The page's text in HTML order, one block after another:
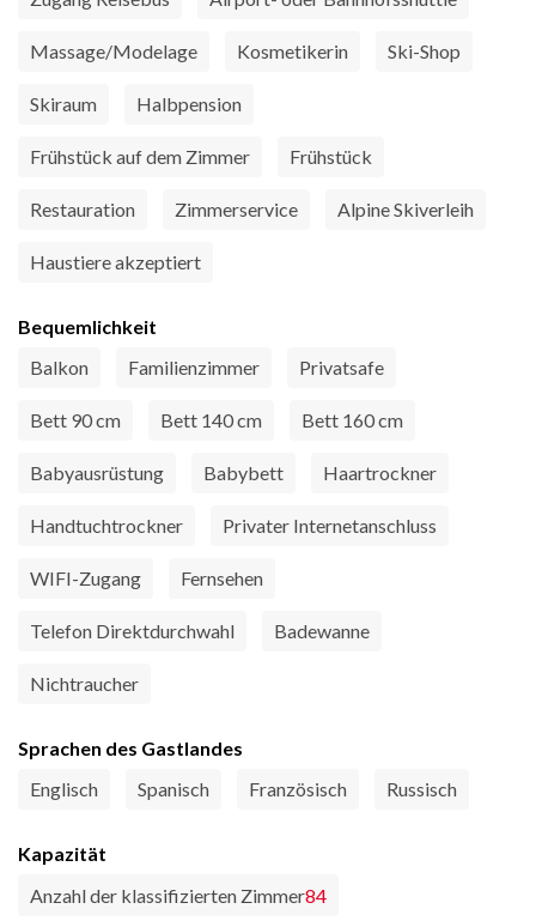
Massage/Modelage Kosmetikerin Ski-Shop
Skiraum Halbpension
Frühstück auf dem Zimmer Frühstück
Restauration Zimmerservice Alpine Skiverleih
Haustiere akzeptiert
Bequemlichkeit
Balkon
Familienzimmer Privatsafe
Bett 90 cm Bett 140 cm Bett 160 cm
Babyausrüstung Babybett Haartrockner
Handtuchtrockner Privater Internetanschluss
WIFI-Zugang Fernsehen
Telefon Direktdurchwahl Badewanne
Nichtraucher
Sprachen des Gastlandes
Englisch
Spanisch Französisch Russisch
Kapazität
Anzahl der klassifizierten Zimmer84